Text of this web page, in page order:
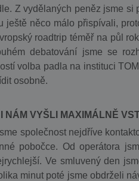
Z vydělaných peněz jsme
ještě něco málo přispívali,
roadtrip téměř na půl
debatování jsme se
volba padla na instituci
osobně.
NÁM VYŠLI MAXIMÁLNĚ
společnost nejdříve
pobočce. Od operátora
Ve smluvený den
minut poté jsme obdrželi